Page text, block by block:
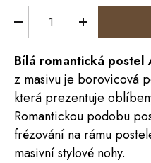
Bílá romantická postel
z masivu je borovicová
která prezentuje
Romantickou podobu
frézování na rámu
masivní stylové nohy.